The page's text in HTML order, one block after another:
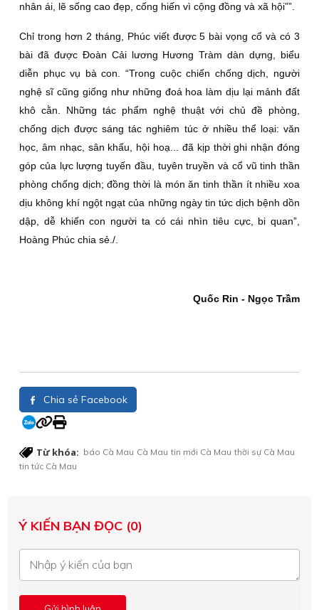
nhân ái, lẽ sống cao đẹp, cống hiến vì cộng đồng và xã hội””.
Chỉ trong hơn 2 tháng, Phúc viết được 5 bài vọng cổ và có 3
bài đã được Đoàn Cải lương Hương Tràm dàn dựng, biểu
diễn phục vụ bà con. “Trong cuộc chiến chống dịch, người
nghệ sĩ cũng giống như những đoá hoa làm dịu lại mảnh đất
khô cằn. Những tác phẩm nghệ thuật với chủ đề phòng,
chống dịch được sáng tác nghiêm túc ở nhiều thể loại: văn
học, âm nhạc, sân khấu, hội hoạ... đã kịp thời ghi nhận đóng
góp của lực lượng tuyến đầu, tuyên truyền và cổ vũ tinh thần
phòng chống dịch; đồng thời là món ăn tinh thần ít nhiều xoa
dịu không khí ngột ngạt của những ngày tin tức dịch bệnh dồn
dập, dễ khiến con người ta có cái nhìn tiêu cực, bi quan”,
Hoàng Phúc chia sẻ./.
Quốc Rin - Ngọc Trầm
Chia sẻ Facebook
Từ khóa: báo Cà Mau Cà Mau tin mới Cà Mau thời sự Cà Mau
tin tức Cà Mau
Ý KIẾN BẠN ĐỌC (0)